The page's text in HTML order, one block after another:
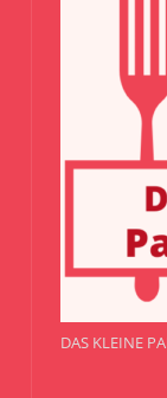
DAS KLEINE